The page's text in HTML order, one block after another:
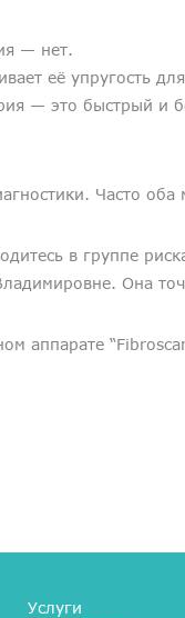
— нет.
её упругость
— это быстрый и
Часто
в группе
Она
аппарате
Услуги